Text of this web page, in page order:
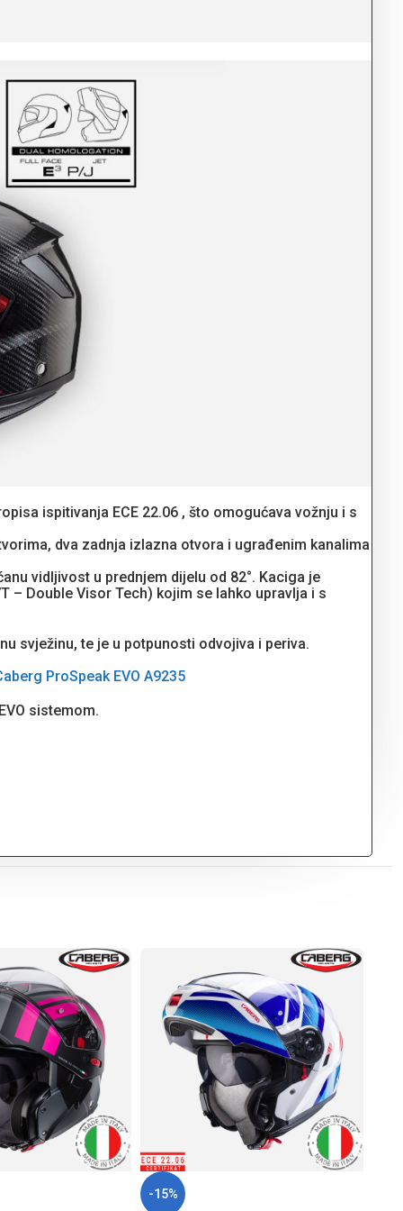
ispitivanja ECE 22.06 , što omogućava vožnju i s
dva zadnja izlazna otvora i ugrađenim kanalima
vidljivost u prednjem dijelu od 82°. Kaciga je
– Double Visor Tech) kojim se lahko upravlja i s
svježinu, te je u potpunosti odvojiva i periva.
ProSpeak EVO A9235
sistemom.
-15%